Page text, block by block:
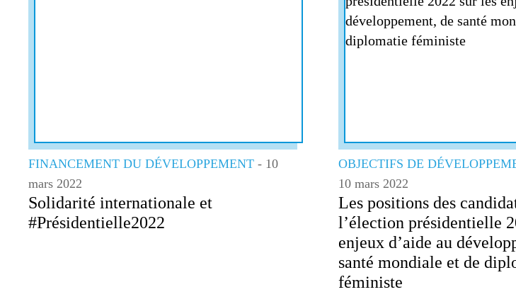
FINANCEMENT DU DÉVELOPPEMENT - 10
mars 2022
Solidarité internationale et
#Présidentielle2022
OBJECTIFS DE
10 mars 2022
Les positions des
l’élection présidentielle
enjeux d’aide au
santé mondiale et de
féministe